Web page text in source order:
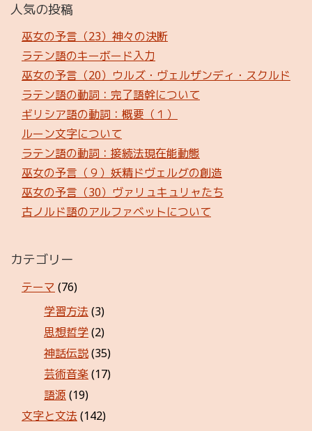
人気の投稿
巫女の予言（23）神々の決断
ラテン語のキーボード入力
巫女の予言（20）ウルズ・ヴェルザンディ・スクルド
ラテン語の動詞：完了語幹について
ギリシア語の動詞：概要（１）
ルーン文字について
ラテン語の動詞：接続法現在能動態
巫女の予言（９）妖精ドヴェルグの創造
巫女の予言（30）ヴァリュキュリャたち
古ノルド語のアルファベットについて
カテゴリー
テーマ (76)
学習方法 (3)
思想哲学(2)
神話伝説(35)
芸術音楽 (17)
語源 (19)
文字と文法 (142)